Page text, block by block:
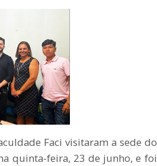
Faci visitaram a sede do
quinta-feira, 23 de junho, e foi